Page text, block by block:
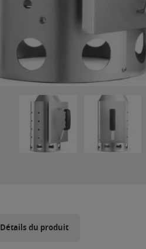
Détails du produit